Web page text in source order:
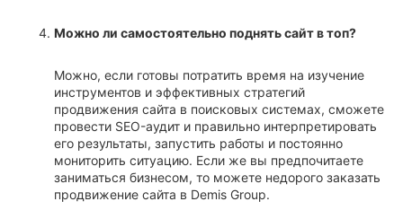
Можно ли самостоятельно поднять сайт в топ?
Можно, если готовы потратить время на изучение
инструментов и эффективных стратегий
продвижения сайта в поисковых системах, сможете
провести SEO-аудит и правильно интерпретировать
его результаты, запустить работы и постоянно
мониторить ситуацию. Если же вы предпочитаете
заниматься бизнесом, то можете недорого заказать
продвижение сайта в Demis Group.